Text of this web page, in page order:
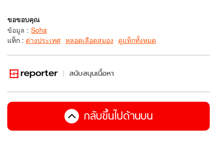
ขอขอบคุณ
ข้อมูล : Soha
แท็ก : ต่างประเทศ หลอดเลือดสมอง ดูแท็กทั้งหมด
สนับสนุนเนื้อหา
กลับขึ้นไปด้านบน